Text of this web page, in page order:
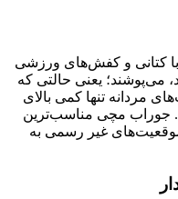
با کتانی و کفش‌های ورزشی
می‌پوشند؛ یعنی حالتی که
مردانه تنها کمی بالای
جوراب مچی مناسب‌ترین
غیر رسمی به